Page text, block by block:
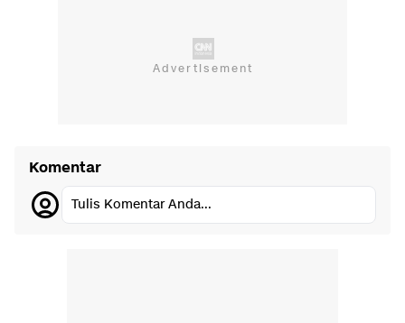
Komentar
Tulis Komentar Anda...